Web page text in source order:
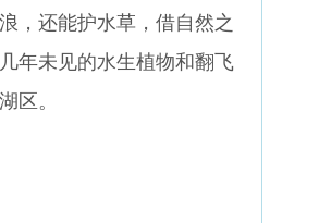
，还能护水草，借自然之
年未见的水生植物和翻飞
区。